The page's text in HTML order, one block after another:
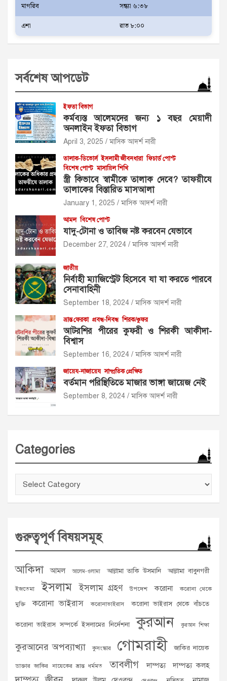
মাগরিব
সন্ধ্যা ৬:৩৮
এশা
রাত ৮:০০
সর্বশেষ আপডেট
ইফতা বিভাগ
কর্মব্যস্ত আলেমদের জন্য ১ বছর মেয়াদী
অনলাইন ইফতা বিভাগ
April 3, 2025 মাসিক আদর্শ নারী
তালাক-ডিভোর্স ইসলামী জীবনধারা ফিচার্ড পোস্ট
বিশেষ পোস্ট মাসায়িল শিখি
স্ত্রী কিভাবে স্বামীকে তালাক দেবে? তাফয়ীযে
তালাকের বিস্তারিত মাসআলা
January 1, 2025 মাসিক আদর্শ নারী
আমল বিশেষ পোস্ট
যাদু-টোনা ও তাবিজ নষ্ট করবেন যেভাবে
December 27, 2024 মাসিক আদর্শ নারী
জাতীয়
নির্বাহী ম্যাজিস্ট্রেট হিসেবে যা যা করতে পারবে
সেনাবাহিনী
September 18, 2024 মাসিক আদর্শ নারী
ভ্রান্ত ফেরকা প্রবন্ধ-নিবন্ধ শিরক/কুফর
আটরশির পীরের কুফরী ও শিরকী আকীদা-
বিশ্বাস
September 16, 2024 মাসিক আদর্শ নারী
জায়েয-নাজায়েয সাম্প্রতিক প্রেক্ষিত
বর্তমান পরিস্থিতিতে মাজার ভাঙ্গা জায়েজ নেই
September 8, 2024 মাসিক আদর্শ নারী
Categories
Categories
গুরুত্বপূর্ণ বিষয়সমূহ
আকিদা আমল আলেম-ওলামা আল্লামা তাকি উসমানি আল্লামা বাবুনগরী
ইজতেমা ইসলাম ইসলাম গ্রহণ উপদেশ করোনা করোনা থেকে
মুক্তি করোনা ভাইরাস করোনাভাইরাস করোনা ভাইরাস থেকে বাঁচতে
করোনা ভাইরাস সম্পর্কে ইসলামের নির্দেশনা কুরআন কুরআন শিক্ষা
কুরআনের অপব্যাখ্যা কুসংস্কার গোমরাহী জাকির নায়েক
ডাক্তার জাকির নায়েকের ভ্রান্ত ধর্মমত তাবলীগ দাম্পত্য দাম্পত্য কলহ